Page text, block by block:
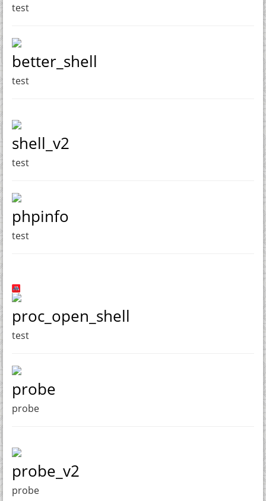
test
better_shell
test
shell_v2
test
phpinfo
test
proc_open_shell
test
probe
probe
probe_v2
probe